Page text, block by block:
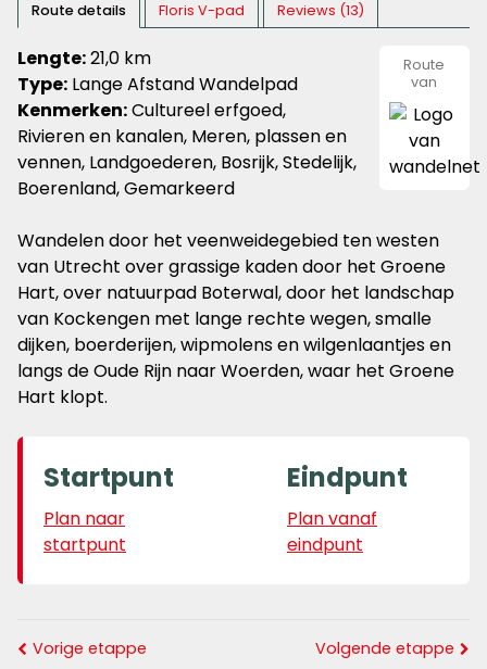
Route details Floris V-pad Reviews (13)
Lengte:21,0 km
Type: Lange Afstand Wandelpad
Kenmerken:Cultureel erfgoed,
Rivieren en kanalen, Meren, plassen en
vennen, Landgoederen, Bosrijk, Stedelijk,
Boerenland, Gemarkeerd
Route
van
Wandelen door het veenweidegebied ten westen
van Utrecht over grassige kaden door het Groene
Hart, over natuurpad Boterwal, door het landschap
van Kockengen met lange rechte wegen, smalle
dijken, boerderijen, wipmolens en wilgenlaantjes en
langs de Oude Rijn naar Woerden, waar het Groene
Hart klopt.
Startpunt
Plan naar
startpunt
Eindpunt
Plan vanaf
eindpunt
Vorige etappe Volgende etappe